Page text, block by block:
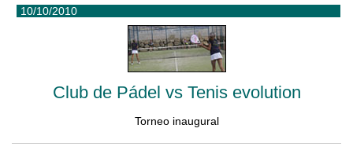
10/10/2010
Club de Pádel vs Tenis evolution
Torneo inaugural